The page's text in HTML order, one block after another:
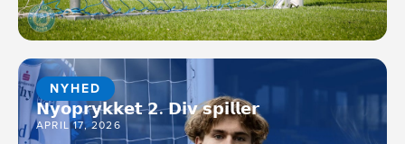
NYHED
𝗡𝘆𝗼𝗽𝗿𝘆𝗸𝗸𝗲𝘁 𝟮. 𝗗𝗶𝘃 𝘀𝗽𝗶𝗹𝗹𝗲𝗿
APRIL 17, 2026